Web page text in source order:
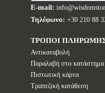
E-mail:
Τηλέφωνο: +30 210 88
ΤΡΟΠΟΙ
Αντικαταβολή
Παραλαβή στο κατάστημα
Πιστωτική κάρτα
Τραπεζική κατάθεση